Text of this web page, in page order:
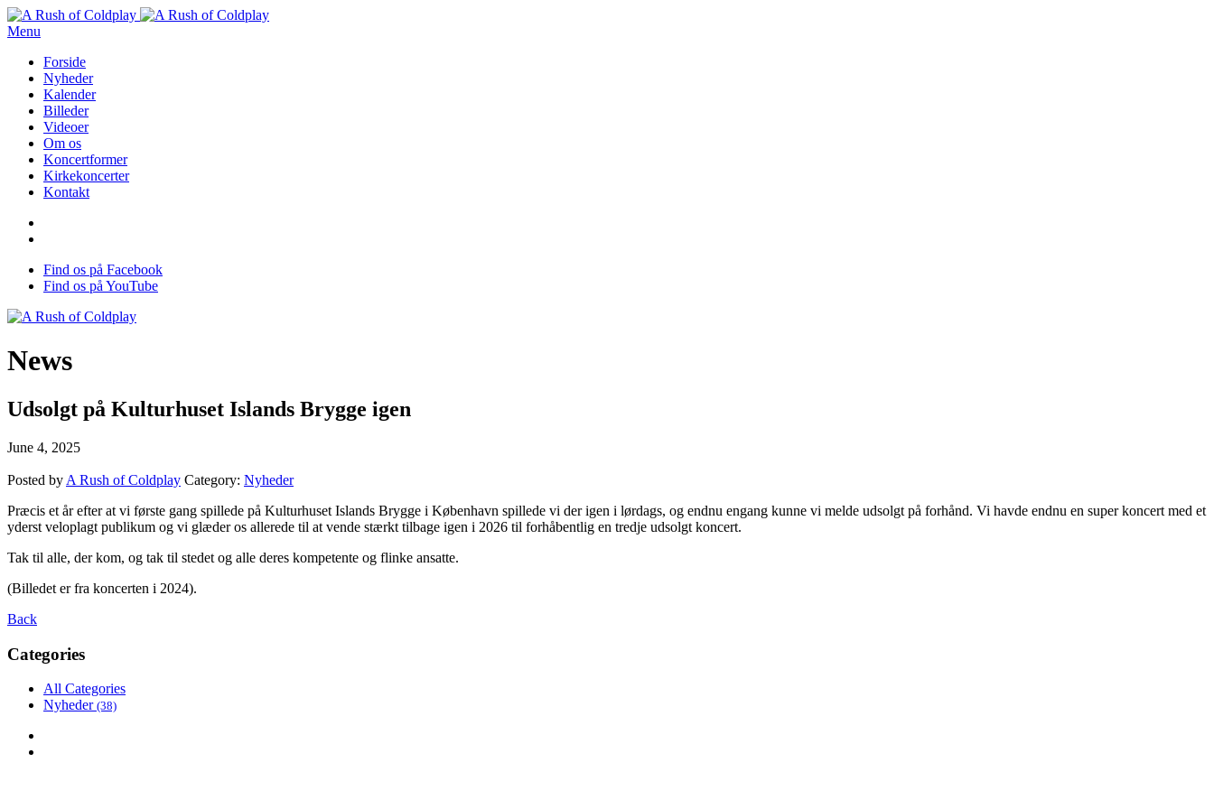
Menu
Forside
Nyheder
Kalender
Billeder
Videoer
Om os
Koncertformer
Kirkekoncerter
Kontakt
Find os på Facebook
Find os på YouTube
News
Udsolgt på Kulturhuset Islands Brygge igen
June 4, 2025
Posted by A Rush of Coldplay Category: Nyheder
Præcis et år efter at vi første gang spillede på Kulturhuset Islands Brygge i København spillede vi der igen i lørdags, og endnu engang kunne vi melde udsolgt på forhånd. Vi havde endnu en super koncert med et
yderst veloplagt publikum og vi glæder os allerede til at vende stærkt tilbage igen i 2026 til forhåbentlig en tredje udsolgt koncert.
Tak til alle, der kom, og tak til stedet og alle deres kompetente og flinke ansatte.
(Billedet er fra koncerten i 2024).
Back
Categories
All Categories
Nyheder (38)